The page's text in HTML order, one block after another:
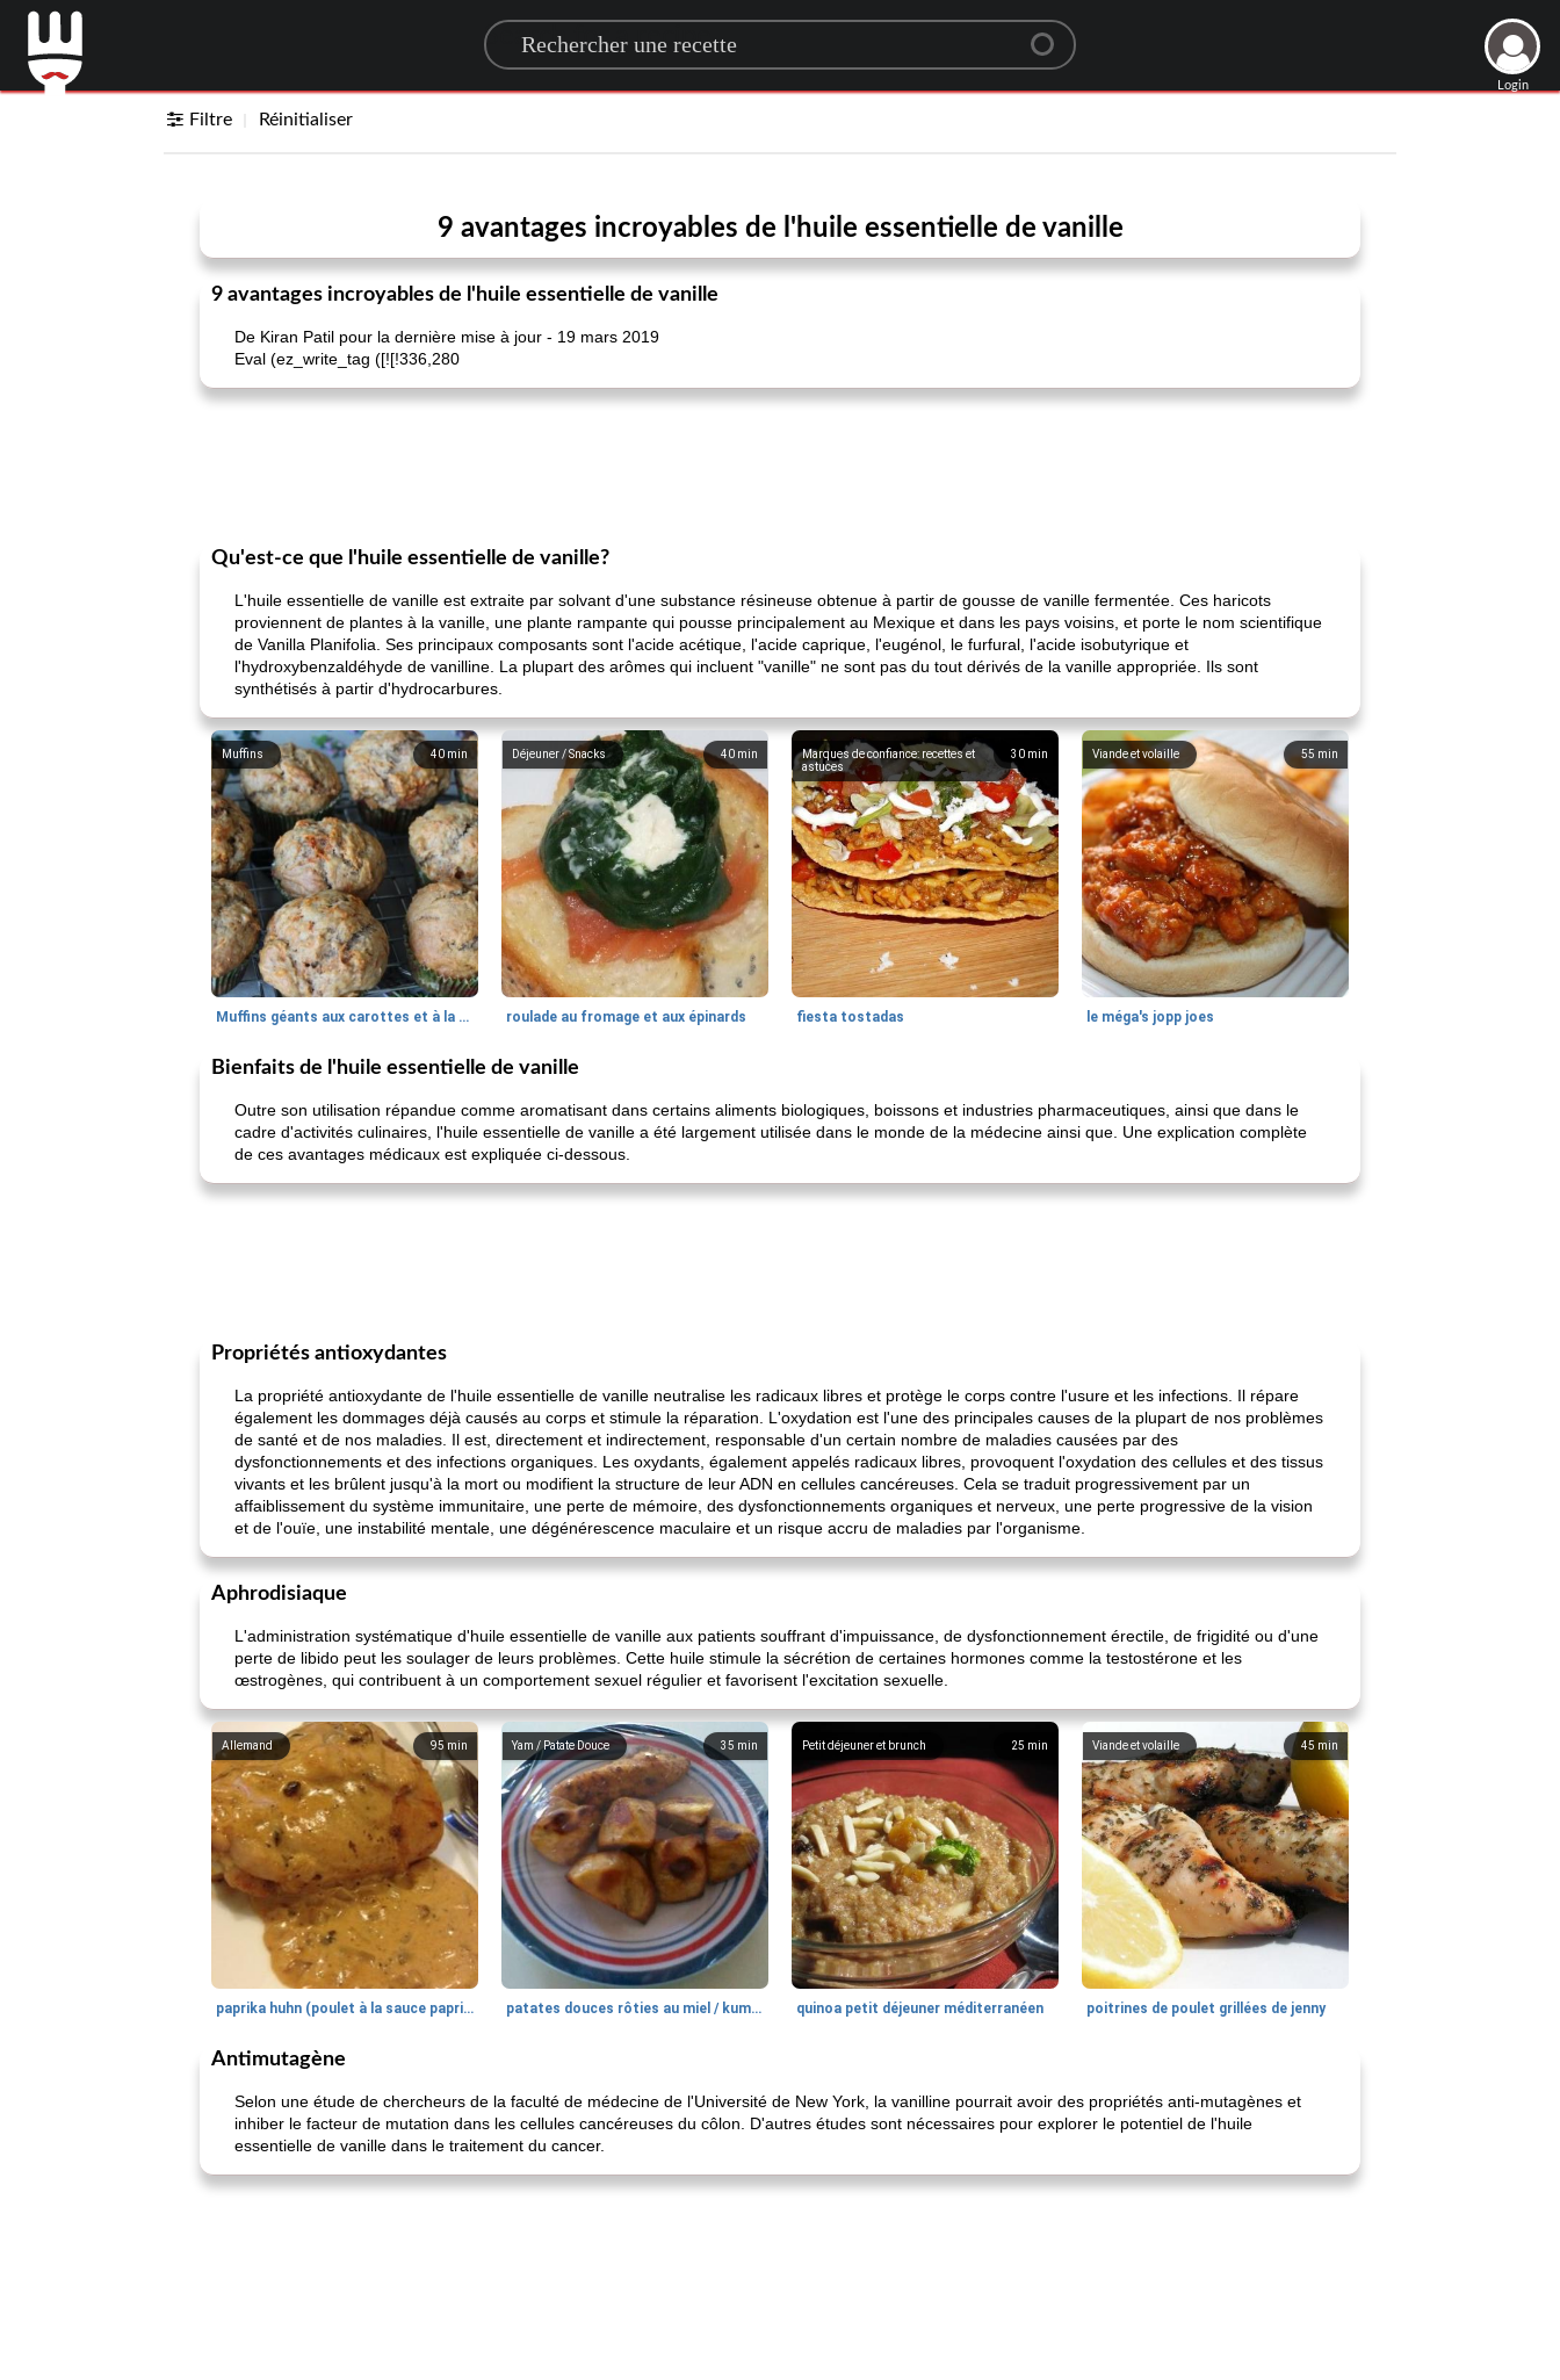
Search for a recipe
Login
Filtre Réinitialiser
9 avantages incroyables de l'huile essentielle de vanille
9 avantages incroyables de l'huile essentielle de vanille
De Kiran Patil pour la dernière mise à jour - 19 mars 2019
Eval (ez_write_tag ([![!336,280
Qu'est-ce que l'huile essentielle de vanille?
L'huile essentielle de vanille est extraite par solvant d'une substance résineuse obtenue à partir de gousse de vanille fermentée. Ces haricots
proviennent de plantes à la vanille, une plante rampante qui pousse principalement au Mexique et dans les pays voisins, et porte le nom scientifique
de Vanilla Planifolia. Ses principaux composants sont l'acide acétique, l'acide caprique, l'eugénol, le furfural, l'acide isobutyrique et
l'hydroxybenzaldéhyde de vanilline. La plupart des arômes qui incluent "vanille" ne sont pas du tout dérivés de la vanille appropriée. Ils sont
synthétisés à partir d'hydrocarbures.
40 min
Muffins
Muffins géants aux carottes et à la banane de Nif
40 min
Déjeuner / Snacks
roulade au fromage et aux épinards
30 min
Marques de confiance: recettes et
astuces
fiesta tostadas
55 min
Viande et volaille
le méga's jopp joes
Bienfaits de l'huile essentielle de vanille
Outre son utilisation répandue comme aromatisant dans certains aliments biologiques, boissons et industries pharmaceutiques, ainsi que dans le
cadre d'activités culinaires, l'huile essentielle de vanille a été largement utilisée dans le monde de la médecine ainsi que. Une explication complète
de ces avantages médicaux est expliquée ci-dessous.
Propriétés antioxydantes
La propriété antioxydante de l'huile essentielle de vanille neutralise les radicaux libres et protège le corps contre l'usure et les infections. Il répare
également les dommages déjà causés au corps et stimule la réparation. L'oxydation est l'une des principales causes de la plupart de nos problèmes
de santé et de nos maladies. Il est, directement et indirectement, responsable d'un certain nombre de maladies causées par des
dysfonctionnements et des infections organiques. Les oxydants, également appelés radicaux libres, provoquent l'oxydation des cellules et des tissus
vivants et les brûlent jusqu'à la mort ou modifient la structure de leur ADN en cellules cancéreuses. Cela se traduit progressivement par un
affaiblissement du système immunitaire, une perte de mémoire, des dysfonctionnements organiques et nerveux, une perte progressive de la vision
et de l'ouïe, une instabilité mentale, une dégénérescence maculaire et un risque accru de maladies par l'organisme.
Aphrodisiaque
L'administration systématique d'huile essentielle de vanille aux patients souffrant d'impuissance, de dysfonctionnement érectile, de frigidité ou d'une
perte de libido peut les soulager de leurs problèmes. Cette huile stimule la sécrétion de certaines hormones comme la testostérone et les
œstrogènes, qui contribuent à un comportement sexuel régulier et favorisent l'excitation sexuelle.
95min
Allemand
paprika huhn (poulet à la sauce paprika).
35 min
Yam / Patate Douce
patates douces rôties au miel / kumara
25 min
Petit déjeuner et brunch
quinoa petit déjeuner méditerranéen
45 min
Viande et volaille
poitrines de poulet grillées de jenny
Antimutagène
Selon une étude de chercheurs de la faculté de médecine de l'Université de New York, la vanilline pourrait avoir des propriétés anti-mutagènes et
inhiber le facteur de mutation dans les cellules cancéreuses du côlon. D'autres études sont nécessaires pour explorer le potentiel de l'huile
essentielle de vanille dans le traitement du cancer.